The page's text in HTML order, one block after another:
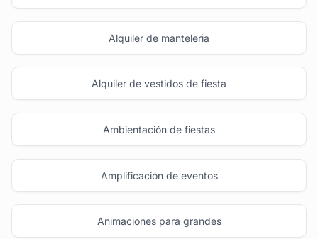
Alquiler de manteleria
Alquiler de vestidos de fiesta
Ambientación de fiestas
Amplificación de eventos
Animaciones para grandes